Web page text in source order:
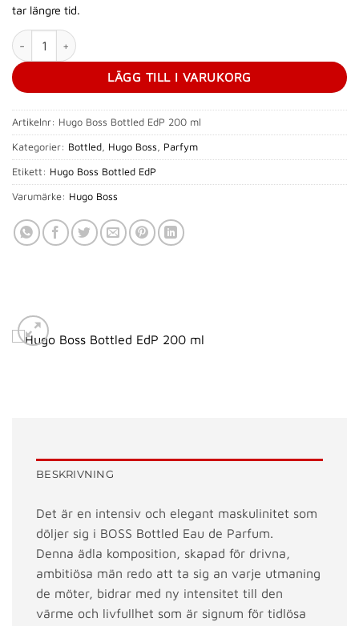
tar längre tid.
Hugo Boss Bottled EdP 200 ml mängd
LÄGG TILL I VARUKORG
Artikelnr: Hugo Boss Bottled EdP 200 ml
Kategorier: Bottled, Hugo Boss, Parfym
Etikett: Hugo Boss Bottled EdP
Varumärke: Hugo Boss
BESKRIVNING
Det är en intensiv och elegant maskulinitet som
döljer sig i BOSS Bottled Eau de Parfum.
Denna ädla komposition, skapad för drivna,
ambitiösa män redo att ta sig an varje utmaning
de möter, bidrar med ny intensitet till den
värme och livfullhet som är signum för tidlösa